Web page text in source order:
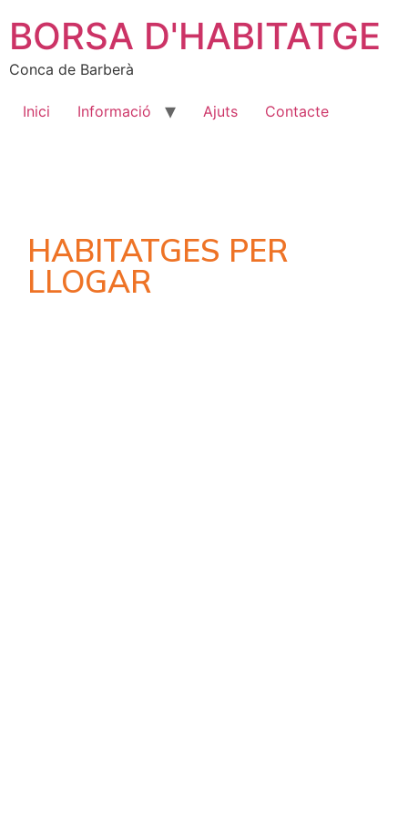
BORSA D'HABITATGE
Conca de Barberà
Inici Informació Ajuts Contacte
HABITATGES PER
LLOGAR